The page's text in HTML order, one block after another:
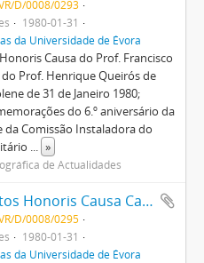
D/0008/0293
1980-01-31
da Universidade de Évora
Causa do Prof. Francisco
do Prof. Henrique Queirós de
de 31 de Janeiro 1980;
do 6.º aniversário da
da Comissão Instaladora do
... »
de Actualidades
Doutoramentos Honoris Causa Caldeira Cabral e Henrique de Barros
D/0008/0295
1980-01-31
da Universidade de Évora